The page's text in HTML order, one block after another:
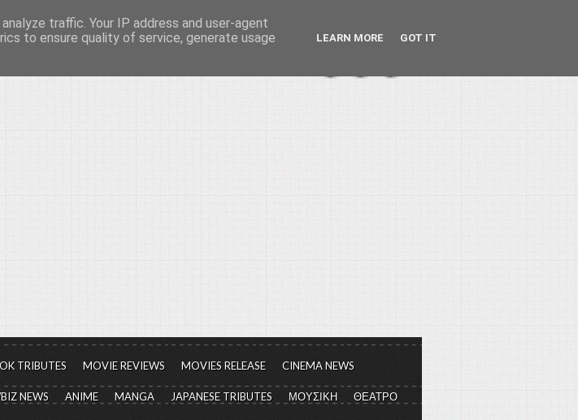
μορφή και έκταση...
TRIBUTES MOVIE REVIEWS MOVIES RELEASE CINEMA NEWS
NEWS ANIME MANGA JAPANESE TRIBUTES ΜΟΥΣΙΚΗ ΘΕΑΤΡΟ
traffic. Your IP address and user-agent
to ensure quality of service, generate usage
LEARN MORE GOT IT